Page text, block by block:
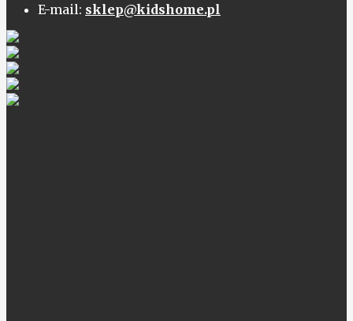
E-mail: sklep@kidshome.pl